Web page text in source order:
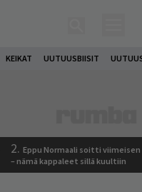
KEIKAT UUTUUSBIISIT
2. Eppu Normaali soitti viimeisen
– nämä kappaleet sillä kuultiin